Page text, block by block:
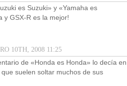
es Suzuki» y «Yamaha es
y GSX-R es la mejor!
10TH, 2008 11:25
de «Honda es Honda» lo decía en
suelen soltar muchos de sus